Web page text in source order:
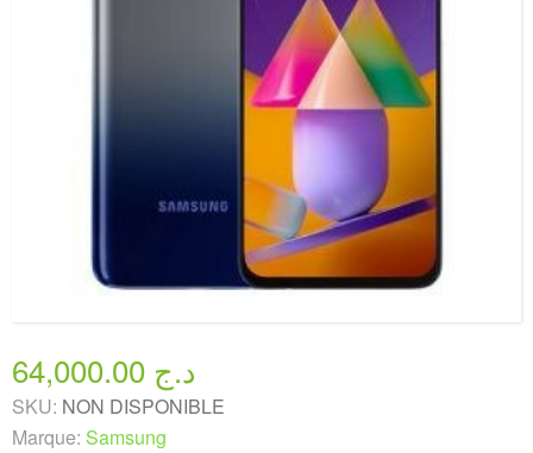
64,000.00 د.ج
SKU: NON DISPONIBLE
Marque: Samsung